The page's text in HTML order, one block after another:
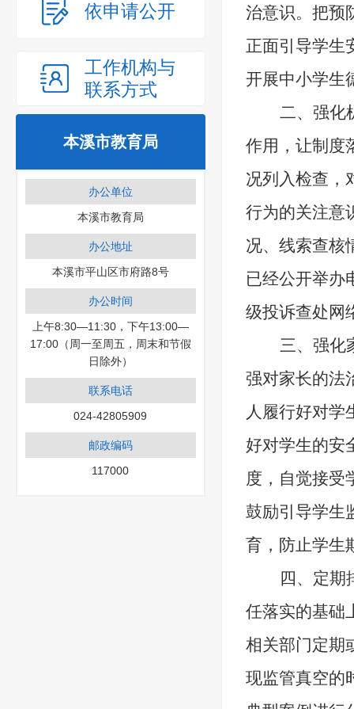
依申请公开
工作机构与
联系方式
本溪市教育局
办公单位
本溪市教育局
办公地址
本溪市平山区市府路8号
办公时间
上午8:30—11:30，下午13:00—
17:00（周一至周五，周末和节假
日除外）
联系电话
024-42805909
邮政编码
117000
治意识。 把预
正面引导学生
开展中小学生
二、强化
作用，让制度
况列入检查，
行为的关注意
况、线索查核
已经公开举办
级投诉查处网
三、 强化
强对家长的法
人履行好对学
好对学生的安
度，自觉接受
鼓励引导学生
育，防止学生
四、定期
任落实的基础
相关部门定期
现监管真空的